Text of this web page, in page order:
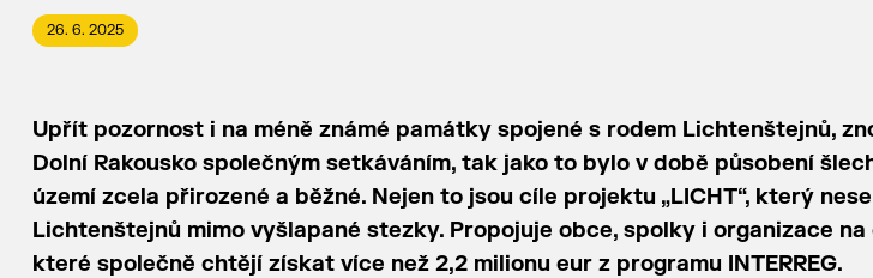
26. 6. 2025
Upřít pozornost i na méně známé památky spojené s rodem Lichtenštejnů,
Dolní Rakousko společným setkáváním, tak jako to bylo v době působení
území zcela přirozené a běžné. Nejen to jsou cíle projektu „LICHT“, který
Lichtenštejnů mimo vyšlapané stezky. Propojuje obce, spolky i organizace
které společně chtějí získat více než 2,2 milionu eur z programu INTERREG.